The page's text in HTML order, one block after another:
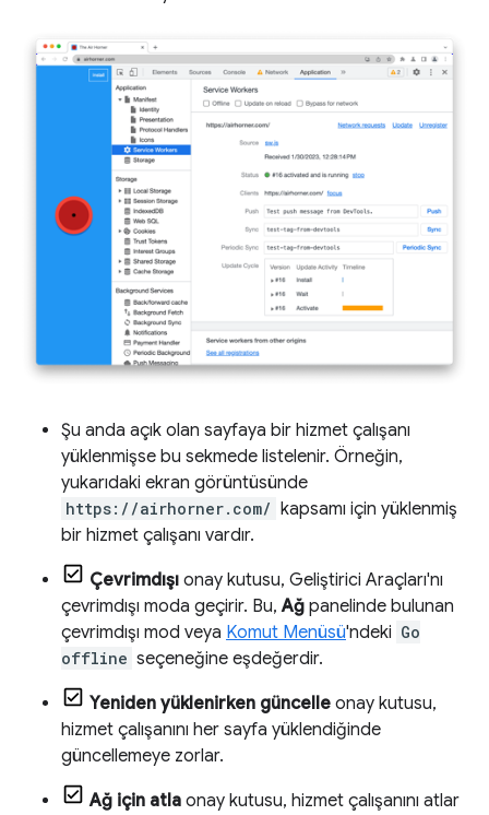
Şu anda açık olan sayfaya bir hizmet çalışanı
yüklenmişse bu sekmede listelenir. Örneğin,
yukarıdaki ekran görüntüsünde
https://airhorner.com/ kapsamı için yüklenmiş
bir hizmet çalışanı vardır.
Çevrimdışı onay kutusu, Geliştirici Araçları'nı
çevrimdışı moda geçirir. Bu,Ağ panelinde bulunan
çevrimdışı mod veya Komut Menüsü'ndeki Go
offline seçeneğine eşdeğerdir.
Yeniden yüklenirken güncelle onay kutusu,
hizmet çalışanını her sayfa yüklendiğinde
güncellemeye zorlar.
Ağ için atla onay kutusu, hizmet çalışanını atlar